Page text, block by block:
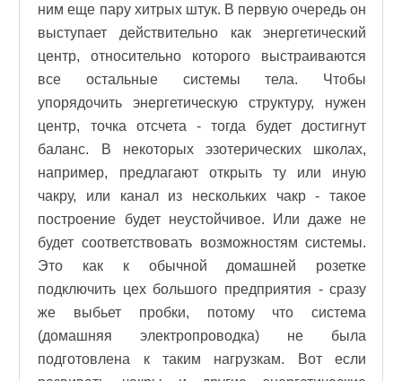
ним еще пару хитрых штук. В первую очередь он
выступает действительно как энергетический
центр, относительно которого выстраиваются
все остальные системы тела. Чтобы
упорядочить энергетическую структуру, нужен
центр, точка отсчета - тогда будет достигнут
баланс. В некоторых эзотерических школах,
например, предлагают открыть ту или иную
чакру, или канал из нескольких чакр - такое
построение будет неустойчивое. Или даже не
будет соответствовать возможностям системы.
Это как к обычной домашней розетке
подключить цех большого предприятия - сразу
же выбьет пробки, потому что система
(домашняя электропроводка) не была
подготовлена к таким нагрузкам. Вот если